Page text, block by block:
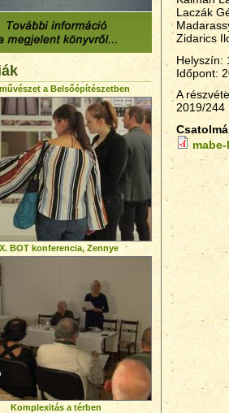
a Belsőépítészetben
BOT konferencia, Zennye
Komplexitás a térben
Laczák
Zidarics
Helyszín:
Időpont:
A
2019/244